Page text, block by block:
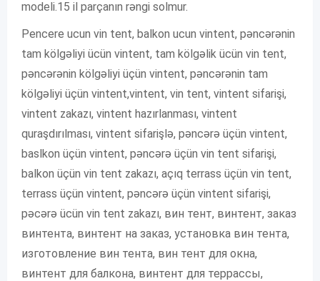
modeli.15 il parçanın rəngi solmur.
Pencere ucun vin tent, balkon ucun vintent, pəncərənin
tam kölgəliyi ücün vintent, tam kölgəlik ücün vin tent,
pəncərənin kölgəliyi üçün vintent, pəncərənin tam
kölgəliyi üçün vintent,vintent, vin tent, vintent sifarişi,
vintent zakazı, vintent hazırlanması, vintent
quraşdırılması, vintent sifarişlə, pəncərə üçün vintent,
baslkon üçün vintent, pəncərə üçün vin tent sifarişi,
balkon üçün vin tent zakazı, açıq terrass üçün vin tent,
terrass üçün vintent, pəncərə üçün vintent sifarişi,
pəcərə ücün vin tent zakazı, вин тент, винтент, заказ
винтента, винтент на заказ, установка вин тента,
изготовление вин тента, вин тент для окна,
винтент для балкона, винтент для террассы,